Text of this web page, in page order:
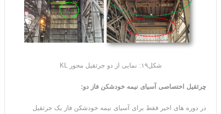
شکل۱۹: نمایی از دو جرثقیل محور KL
چرثقیل اختصاصی آسیای نیمه خودشکن فاز دو:
در دوره های اخیر فقط برای آسیای نیمه خودشکن فاز یک جرثقیل